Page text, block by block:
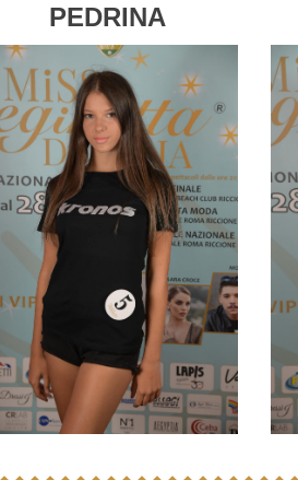
PEDRINA